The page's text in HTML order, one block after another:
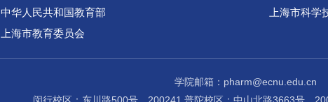
中华人民共和国教育部
上海市科学
上海市教育委员会
学院邮箱：pharm@ecnu.edu.cn